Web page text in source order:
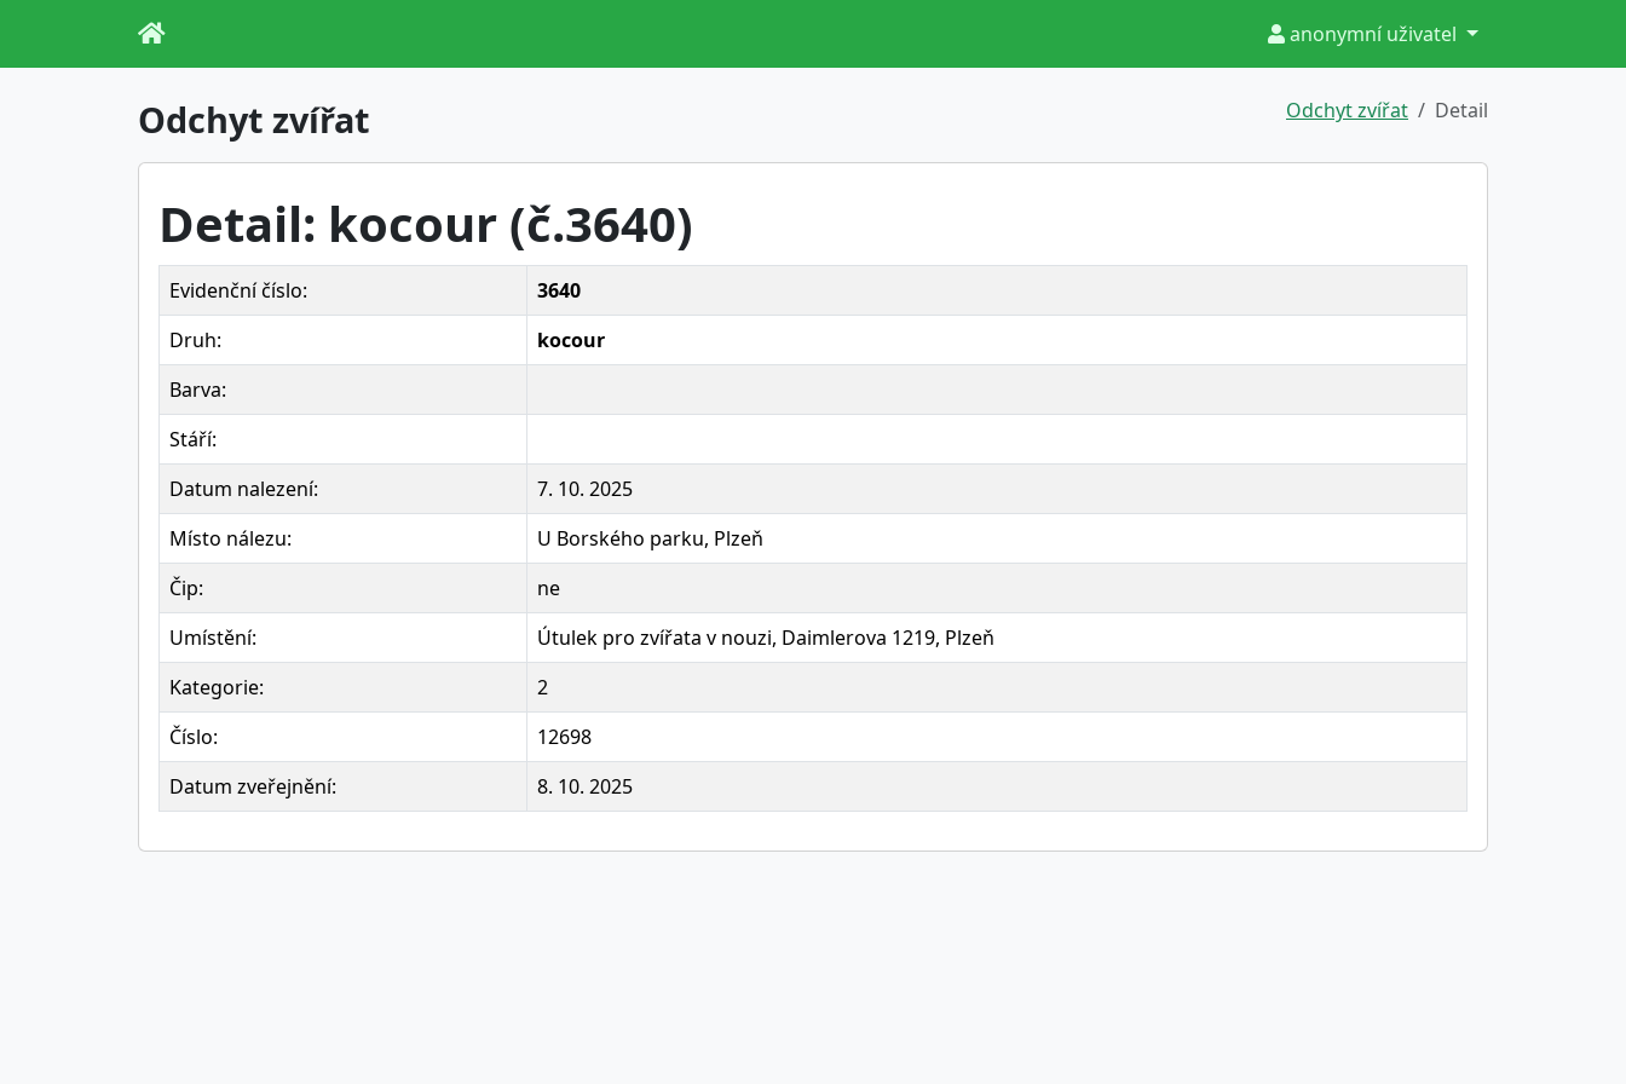
anonymní uživatel
Odchyt zvířat Odchyt zvířat Detail
Detail: kocour (č.3640)
Evidenční číslo:
3640
Druh:
kocour
Barva:
Stáří:
Datum nalezení:
7. 10. 2025
Místo nálezu:
U Borského parku, Plzeň
Čip:
ne
Umístění:
Útulek pro zvířata v nouzi, Daimlerova 1219, Plzeň
Kategorie:
2
Číslo:
12698
Datum zveřejnění:
8. 10. 2025